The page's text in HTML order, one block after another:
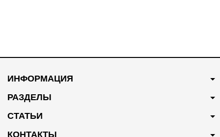
ИНФОРМАЦИЯ
РАЗДЕЛЫ
СТАТЬИ
КОНТАКТЫ